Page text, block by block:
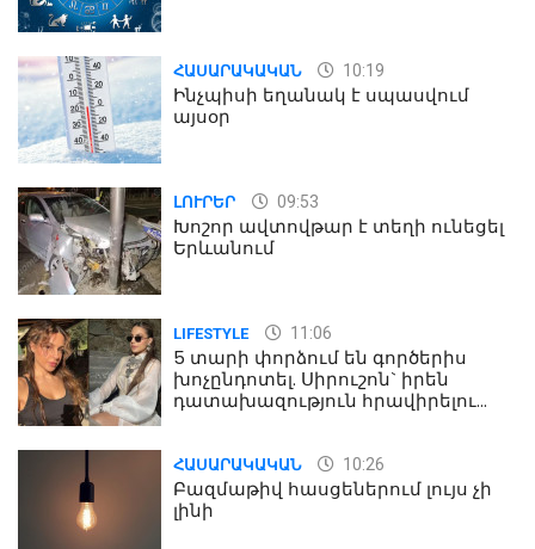
ՀԱՍԱՐԱԿԱԿԱՆ 10:19
Ինչպիսի եղանակ է սպասվում
այսօր
ԼՈՒՐԵՐ 09:53
Խոշոր ավտովթար է տեղի ունեցել
Երևանում
LIFESTYLE 11:06
5 տարի փորձում են գործերիս
խոչընդոտել. Սիրուշոն` իրեն
դատախազություն հրավիրելու
ՀԱՍԱՐԱԿԱԿԱՆ 10:26
Բազմաթիվ հասցեներում լույս չի
լինի